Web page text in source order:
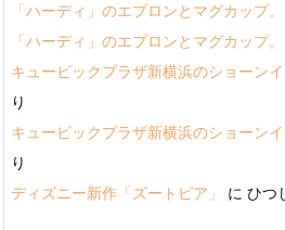
「ハーディ」のエプロンとマグカップ。
「ハーディ」のエプロンとマグカップ。
キュービックプラザ新横浜のショーンイ
り
キュービックプラザ新横浜のショーンイ
り
ディズニー新作「ズートピア」
に ひつ